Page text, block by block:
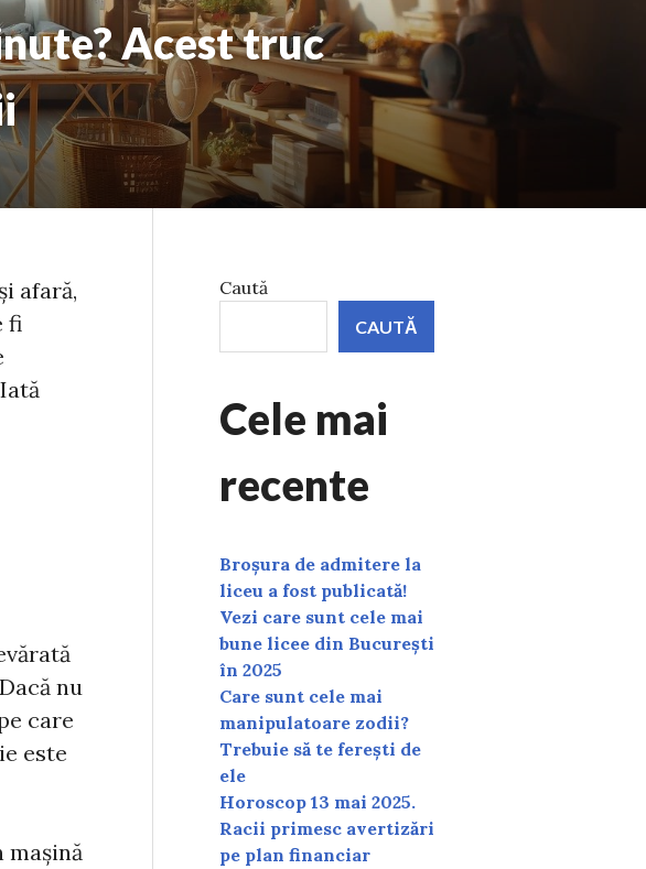
Acest truc
afară,
fi
nu
care
este
mașină
Caută
CAUTĂ
Cele mai
recente
Broșura de admitere la
liceu a fost publicată!
Vezi care sunt cele mai
bune licee din București
în 2025
Care sunt cele mai
manipulatoare zodii?
Trebuie să te ferești de
ele
Horoscop 13 mai 2025.
Racii primesc avertizări
pe plan financiar